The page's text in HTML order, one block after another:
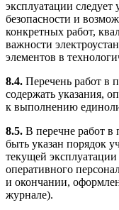
эксплуатации следует
безопасности и
конкретных работ,
важности
элементов в
8.4. Перечень работ в
содержать указания,
к выполнению
8.5. В перечне работ в
быть указан порядок
текущей
оперативного
и окончании,
журнале).